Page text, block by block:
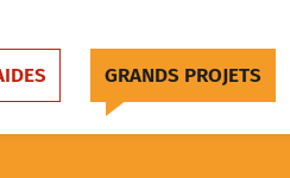
GRANDS PROJETS